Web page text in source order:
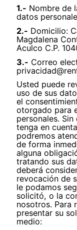
1.- Nombre de
datos
2.- Domicilio:
Magdalena
Aculco C.P.
3.- Correo
Usted puede
uso de sus
el
otorgado para
personales.
tenga en
podremos
de forma
alguna
tratando sus
deberá
revocación de
le podamos
solicitó, o la
nosotros. Para
presentar su
medio: